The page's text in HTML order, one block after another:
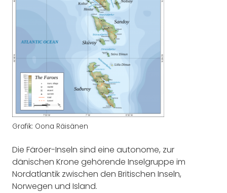
Grafik: Oona Räisänen
Die Färöer-Inseln sind eine autonome, zur
dänischen Krone gehörende Inselgruppe im
Nordatlantik zwischen den Britischen Inseln,
Norwegen und Island.